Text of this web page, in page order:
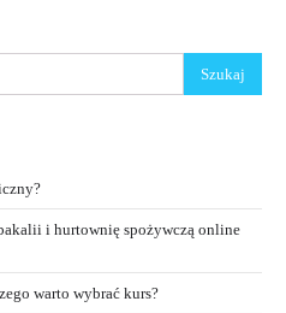
i hurtownię spożywczą online
warto wybrać kurs?